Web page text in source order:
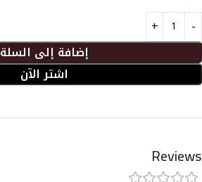
إضافة إلى السلة
اشتر الآن
Reviews